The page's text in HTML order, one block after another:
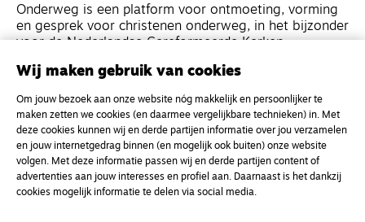
Onderweg is een platform voor ontmoeting, vorming
en gesprek voor christenen onderweg, in het bijzonder
voor de Nederlandse Gereformeerde Kerken.
Kvk-nummer 33277063
NL46 INGB 0117 5827 86
info@onderwegonline.nl
Wij maken gebruik van cookies
Om jouw bezoek aan onze website nóg makkelijk en persoonlijker te
maken zetten we cookies (en daarmee vergelijkbare technieken) in. Met
deze cookies kunnen wij en derde partijen informatie over jou verzamelen
en jouw internetgedrag binnen (en mogelijk ook buiten) onze website
volgen. Met deze informatie passen wij en derde partijen content of
advertenties aan jouw interesses en profiel aan. Daarnaast is het dankzij
cookies mogelijk informatie te delen via social media.